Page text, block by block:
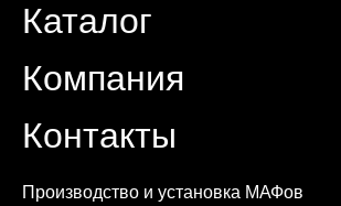
Производство и установка МАФов
Каталог
Компания
Контакты